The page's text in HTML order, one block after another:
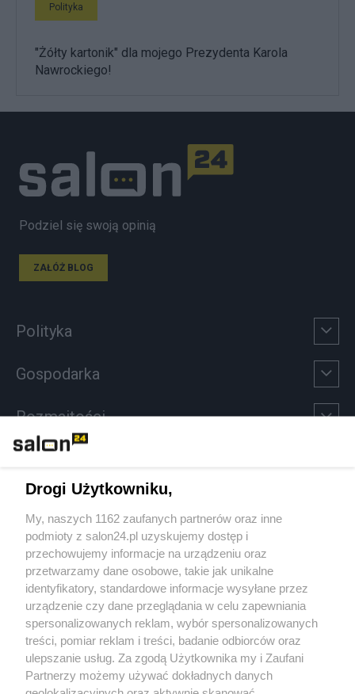
Polityka
"Żółty kartonik" dla mojego Prezydenta Karola
Nawrockiego!
Podziel się swoją opinią
ZAŁÓŻ BLOG
Polityka
Gospodarka
Rozmaitości
Sport
Społeczeństwo
Kultura
X Facebook Instagram Youtube
Drogi Użytkowniku,
My, naszych 1162 zaufanych partnerów oraz inne
podmioty z salon24.pl uzyskujemy dostęp i
przechowujemy informacje na urządzeniu oraz
przetwarzamy dane osobowe, takie jak unikalne
identyfikatory, standardowe informacje wysyłane przez
urządzenie czy dane przeglądania w celu zapewniania
spersonalizowanych reklam, wybór spersonalizowanych
treści, pomiar reklam i treści, badanie odbiorców oraz
ulepszanie usług. Za zgodą Użytkownika my i Zaufani
Partnerzy możemy używać dokładnych danych